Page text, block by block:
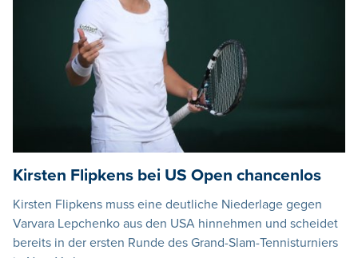
Kirsten Flipkens bei US Open chancenlos
Kirsten Flipkens muss eine deutliche Niederlage gegen
Varvara Lepchenko aus den USA hinnehmen und scheidet
bereits in der ersten Runde des Grand-Slam-Tennisturniers